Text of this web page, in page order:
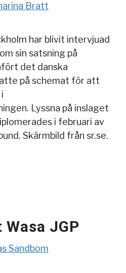
Bratt
har blivit intervjuad
sin satsning på
det danska
på schemat för att
Lyssna på inslaget
i februari av
Skärmbild från sr.se.
JGP
Sandbom